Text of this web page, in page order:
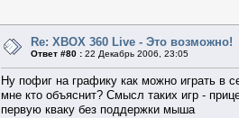
Re: XBOX 360 Live - Это возможно!
Ответ #80 : 22 Декабрь 2006, 23:05
Ну пофиг на графику как можно играть в
мне кто объяснит? Смысл таких игр -
первую кваку без поддержки мыша